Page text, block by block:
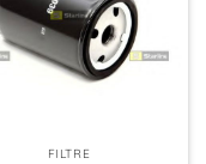
FILTRE